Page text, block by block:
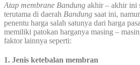
Atap membrane Bandung akhir – akhir ini
terutama di daerah Bandung saat ini,
penentu harga salah satunya dari harga
memiliki patokan harganya masing –
faktor lainnya seperti:
1. Jenis ketebalan membran